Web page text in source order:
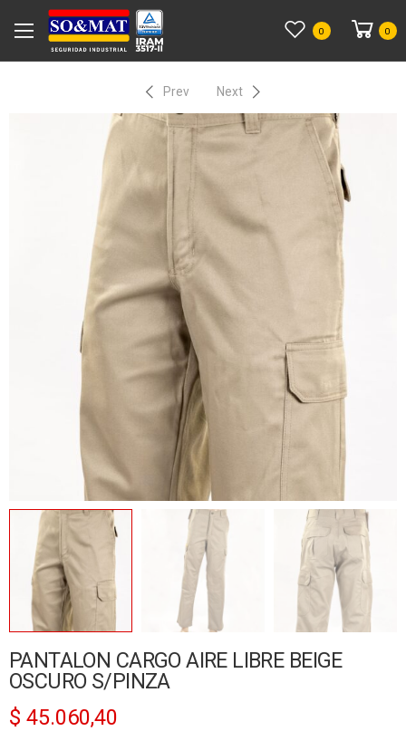
0 0
Prev Next
PANTALON CARGO AIRE LIBRE BEIGE
OSCURO S/PINZA
$ 45.060,40